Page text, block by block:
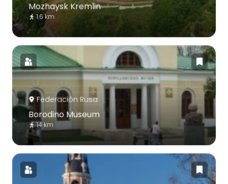
Mozhaysk Kremlin
1.6 km
Federación Rusa
Borodino Museum
14 km